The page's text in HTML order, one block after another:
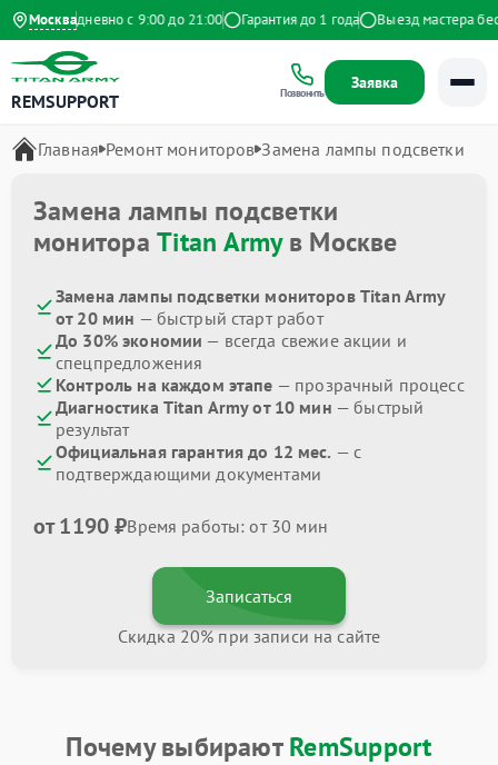
Москва
Ежедневно с 9:00 до 21:00 Гарантия до 1 года Выезд мастера
REMSUPPORT Позвонить
Заявка
Главная Ремонт мониторов Замена лампы подсветки
Замена лампы подсветки
монитораTitan Armyв Москве
Замена лампы подсветки мониторов Titan Army
от 20 мин — быстрый старт работ
До 30% экономии — всегда свежие акции и
спецпредложения
Контроль на каждом этапе — прозрачный процесс
Диагностика Titan Army от 10 мин — быстрый
результат
Официальная гарантия до 12 мес. — с
подтверждающими документами
от 1190 ₽Время работы: от 30 мин
Записаться
Скидка 20% при записи на сайте
Почему выбираютRemSupport